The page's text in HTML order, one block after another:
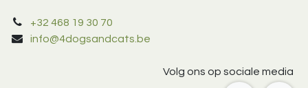
+32 468 19 30 70
info@4dogsandcats.be
Volg ons op sociale media